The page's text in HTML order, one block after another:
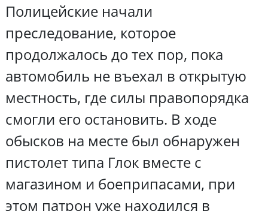
Полицейские начали
преследование, которое
продолжалось до тех пор, пока
автомобиль не въехал в открытую
местность, где силы правопорядка
смогли его остановить. В ходе
обысков на месте был обнаружен
пистолет типа Глок вместе с
магазином и боеприпасами, при
этом патрон уже находился в